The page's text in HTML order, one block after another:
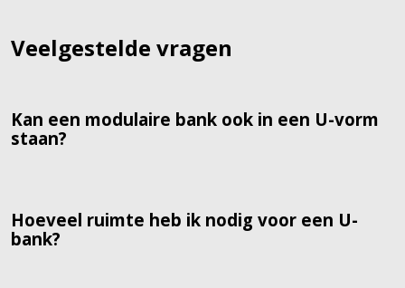
Veelgestelde vragen
Kan een modulaire bank ook in een U-vorm
staan?
Hoeveel ruimte heb ik nodig voor een U-
bank?